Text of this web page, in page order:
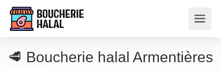
🥩 Boucherie halal Armentières